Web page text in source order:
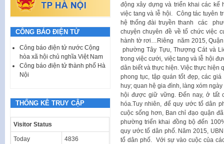
động xây dựng và triển khai các kế
việc tang và lễ hội. Công tác tuyên
hệ thống đài truyền thanh các
chuyện chuyên đề về tổ chức việc
hành tờ rơi…Riêng năm 2015,
phường Tây Tựu, Thượng Cát và
trong việc cưới, việc tang và lễ hội
dân biết và thực hiện. Việc thực
phong tục, tập quán tốt đẹp, các
huy; quan hệ gia đình, làng xóm
hội được giữ vững. Đến nay, ở tất
hóa.Tuy nhiên, để quy ước tổ dân
cuộc sống hơn, Ban chỉ đạo quận
phường triển khai đồng bộ đến
quy ước tổ dân phố. Năm 2015,
tổ dân phố. Với sự vào cuộc của
CÔNG BÁO ĐIỆN TỬ
Công báo điện tử nước Cộng
hòa xã hội chủ nghĩa Việt Nam
Công báo điện tử thành phố Hà
Nội
THỐNG KÊ TRUY CẬP
Visitor Status
Today 4836